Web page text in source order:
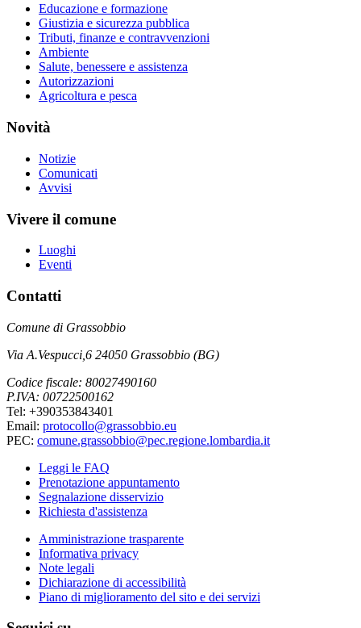
Educazione e formazione
Giustizia e sicurezza pubblica
Tributi, finanze e contravvenzioni
Ambiente
Salute, benessere e assistenza
Autorizzazioni
Agricoltura e pesca
Novità
Notizie
Comunicati
Avvisi
Vivere il comune
Luoghi
Eventi
Contatti
Comune di Grassobbio
Via A.Vespucci,6 24050 Grassobbio (BG)
Codice fiscale: 80027490160
P.IVA: 00722500162
Tel: +390353843401
Email: protocollo@grassobbio.eu
PEC: comune.grassobbio@pec.regione.lombardia.it
Leggi le FAQ
Prenotazione appuntamento
Segnalazione disservizio
Richiesta d'assistenza
Amministrazione trasparente
Informativa privacy
Note legali
Dichiarazione di accessibilità
Piano di miglioramento del sito e dei servizi